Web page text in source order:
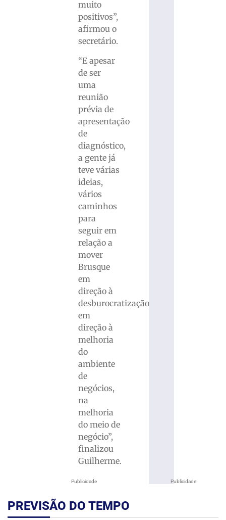
Publicidade
muito
positivos”,
afirmou o
secretário.
“E apesar
de ser
uma
reunião
prévia de
apresentação
de
diagnóstico,
a gente já
teve várias
ideias,
vários
caminhos
para
seguir em
relação a
mover
Brusque
em
direção à
desburocratização,
em
direção à
melhoria
do
ambiente
de
negócios,
na
melhoria
do meio de
negócio”,
finalizou
Guilherme.
Publicidade
PREVISÃO DO TEMPO